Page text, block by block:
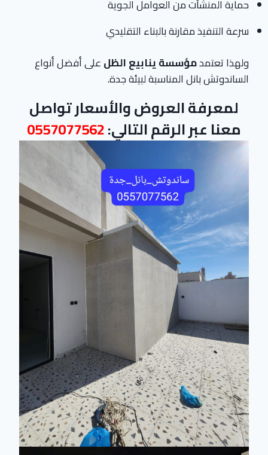
حماية المنشآت من العوامل الجوية
سرعة التنفيذ مقارنة بالبناء التقليدي
ولهذا تعتمدمؤسسة ينابيع الظلعلى أفضل أنواع
الساندوتش بانل المناسبة لبيئة جدة.
لمعرفة العروض والأسعار تواصل
معنا عبر الرقم التالي:0557077562